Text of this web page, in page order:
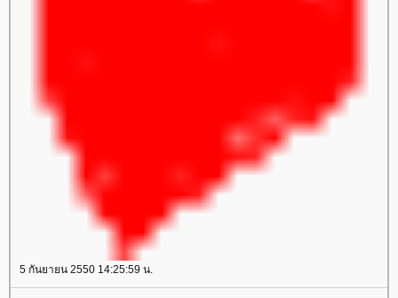
5 กันยายน 2550 14:25:59 น.